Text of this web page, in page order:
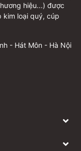
hiệu...) được
kim loại quý, cúp
- Hát Môn - Hà Nội